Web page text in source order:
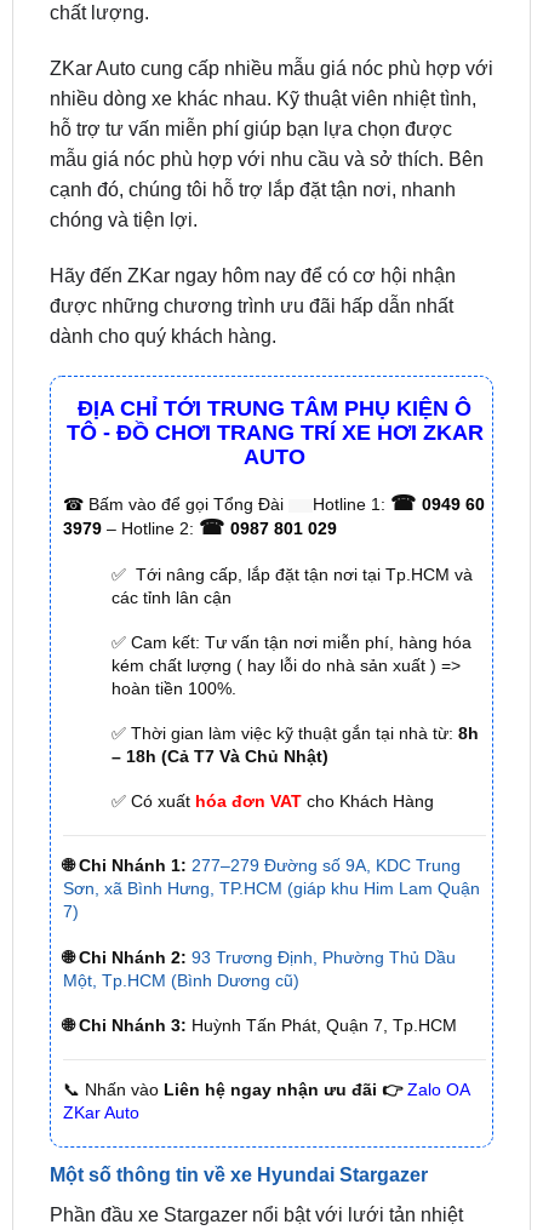
chất lượng.
ZKar Auto cung cấp nhiều mẫu giá nóc phù hợp với
nhiều dòng xe khác nhau. Kỹ thuật viên nhiệt tình,
hỗ trợ tư vấn miễn phí giúp bạn lựa chọn được
mẫu giá nóc phù hợp với nhu cầu và sở thích. Bên
cạnh đó, chúng tôi hỗ trợ lắp đặt tận nơi, nhanh
chóng và tiện lợi.
Hãy đến ZKar ngay hôm nay để có cơ hội nhận
được những chương trình ưu đãi hấp dẫn nhất
dành cho quý khách hàng.
ĐỊA CHỈ TỚI TRUNG TÂM PHỤ KIỆN Ô
TÔ - ĐỒ CHƠI TRANG TRÍ XE HƠI ZKAR
AUTO
☎Bấm vào để gọi Tổng Đài Hotline 1: ☎ 0949 60
3979 – Hotline 2: ☎ 0987 801 029
✅ Tới nâng cấp, lắp đặt tận nơi tại Tp.HCM và
các tỉnh lân cận
✅ Cam kết: Tư vấn tận nơi miễn phí, hàng hóa
kém chất lượng ( hay lỗi do nhà sản xuất ) =>
hoàn tiền 100%.
✅ Thời gian làm việc kỹ thuật gắn tại nhà từ: 8h
– 18h (Cả T7 Và Chủ Nhật)
✅ Có xuất hóa đơn VATcho Khách Hàng
🌐 Chi Nhánh 1: 277–279 Đường số 9A, KDC Trung
Sơn, xã Bình Hưng, TP.HCM (giáp khu Him Lam Quận
7)
🌐 Chi Nhánh 2: 93 Trương Định, Phường Thủ Dầu
Một, Tp.HCM (Bình Dương cũ)
🌐 Chi Nhánh 3: Huỳnh Tấn Phát, Quận 7, Tp.HCM
📞 Nhấn vàoLiên hệ ngay nhận ưu đãi 👉 Zalo OA
ZKar Auto
Một số thông tin về xe Hyundai Stargazer
Phần đầu xe Stargazer nổi bật với lưới tản nhiệt